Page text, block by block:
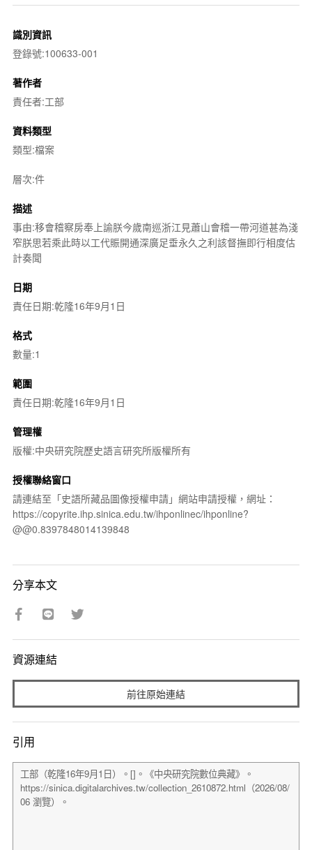
識別資訊
登錄號:100633-001
著作者
責任者:工部
資料類型
類型:檔案
層次:件
描述
事由:移會稽察房奉上諭朕今歲南巡浙江見蕭山會稽一帶河道甚為淺
窄朕思若乘此時以工代賑開通深廣足垂永久之利該督撫即行相度估
計奏聞
日期
責任日期:乾隆16年9月1日
格式
數量:1
範圍
責任日期:乾隆16年9月1日
管理權
版權:中央研究院歷史語言研究所版權所有
授權聯絡窗口
請連結至「史語所藏品圖像授權申請」網站申請授權，網址：
https://copyrite.ihp.sinica.edu.tw/ihponlinec/ihponline?
@@0.8397848014139848
分享本文
資源連結
前往原始連結
引用